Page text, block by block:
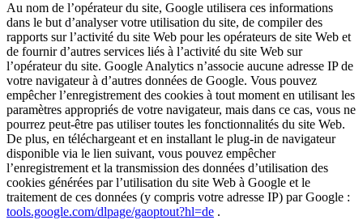
Au nom de l’opérateur du site, Google utilisera ces informations
dans le but d’analyser votre utilisation du site, de compiler des
rapports sur l’activité du site Web pour les opérateurs de site Web et
de fournir d’autres services liés à l’activité du site Web sur
l’opérateur du site. Google Analytics n’associe aucune adresse IP de
votre navigateur à d’autres données de Google. Vous pouvez
empêcher l’enregistrement des cookies à tout moment en utilisant les
paramètres appropriés de votre navigateur, mais dans ce cas, vous ne
pourrez peut-être pas utiliser toutes les fonctionnalités du site Web.
De plus, en téléchargeant et en installant le plug-in de navigateur
disponible via le lien suivant, vous pouvez empêcher
l’enregistrement et la transmission des données d’utilisation des
cookies générées par l’utilisation du site Web à Google et le
traitement de ces données (y compris votre adresse IP) par Google :
tools.google.com/dlpage/gaoptout?hl=de .